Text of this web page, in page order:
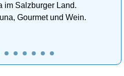
im Salzburger Land.
Gourmet und Wein.